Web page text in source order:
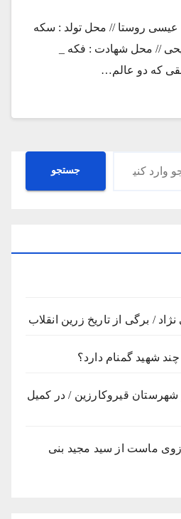
: عیسی روستا // محل تولد : سکه
: بسیحی // محل شهادت : فکه _
جستجو
/ برگی از تاریخ زرین انقلاب
شهید گمنام دارد؟
در شهرستان قیروکارزین / در کمیل
ماست از سید مجید بنی